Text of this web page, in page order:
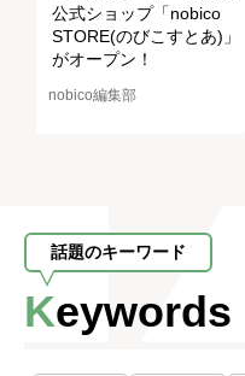
公式ショップ「nobico
STORE(のびこすとあ)」
がオープン！
nobico編集部
話題のキーワード
Keywords